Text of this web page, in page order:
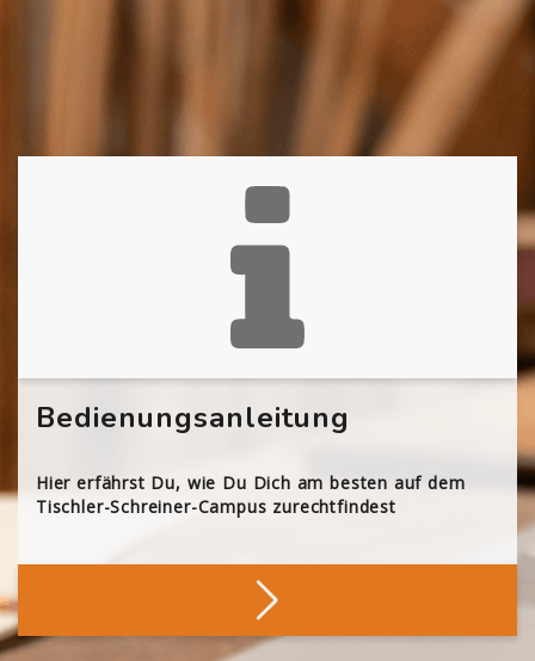
Bedienungsanleitung
Hier erfährst Du, wie Du Dich am besten auf dem
Tischler-Schreiner-Campus zurechtfindest